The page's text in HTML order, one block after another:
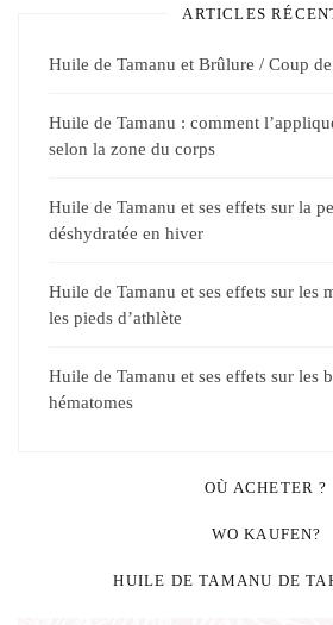
ARTICLES
Huile de Tamanu et Brûlure / Coup
Huile de Tamanu : comment
selon la zone du corps
Huile de Tamanu et ses effets sur la
déshydratée en hiver
Huile de Tamanu et ses effets sur les
les pieds d’athlète
Huile de Tamanu et ses effets sur les
hématomes
OÙ ACHETER ?
WO KAUFEN?
HUILE DE TAMANU DE